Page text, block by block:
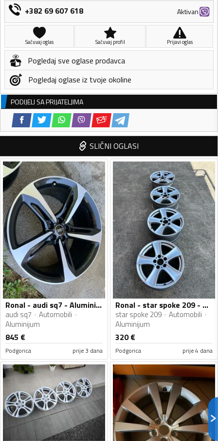
+382 69 607 618 Aktivan
Sačuvaj oglas Sačuvaj profil Prijavi oglas
Pogledaj sve oglase prodavca
Pogledaj oglase iz tvoje okoline
PODIJELI SA PRIJATELJIMA
SLIČNI OGLASI
Ronal - audi sq7 - Aluminijum felne
audi sq7
Automobili
Aluminijum
845 €
Podgorica prije 3 dana
Ronal - star spoke 209 - Aluminijum felne
star spoke 209
Automobili
Aluminijum
320€
Podgorica prije 4 dana